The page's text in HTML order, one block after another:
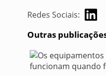
Redes Sociais:
Outras